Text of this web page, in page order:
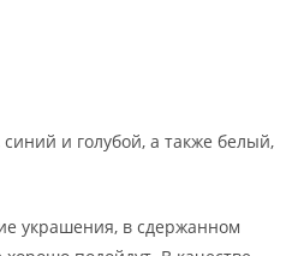
и голубой, а также белый,
украшения, в сдержанном